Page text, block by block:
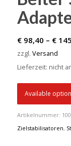
€98,40 – €
zzgl. Versand
Lieferzeit: nicht
Available
Artikelnummer:
Zielstabilisatoren,